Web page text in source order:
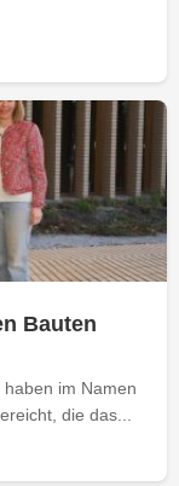
Bauten
im Namen
die das...